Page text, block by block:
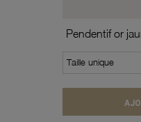
Pendentif or
Taille unique